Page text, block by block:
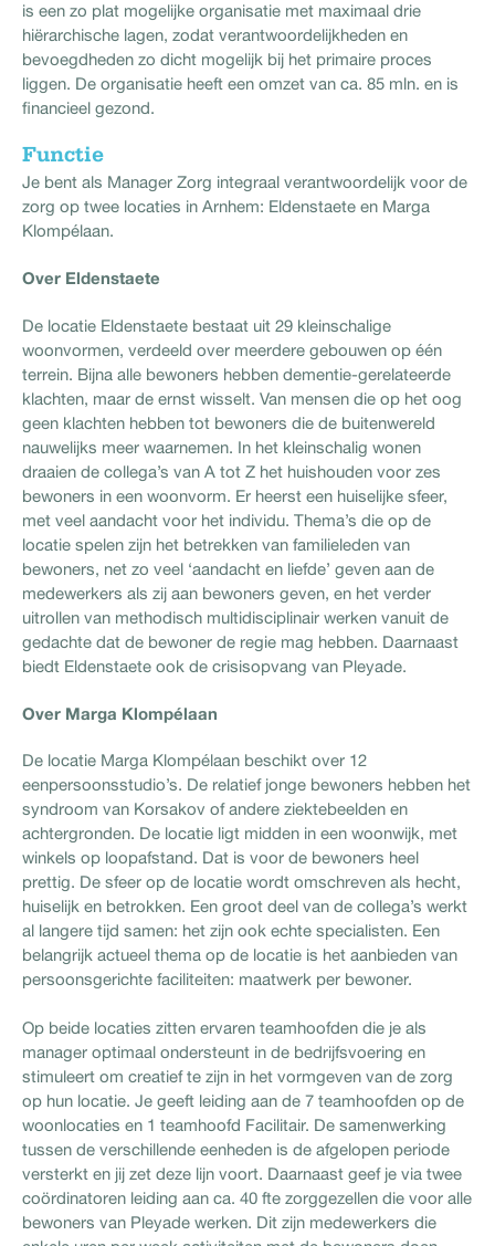
is een zo plat mogelijke organisatie met maximaal drie
hiërarchische lagen, zodat verantwoordelijkheden en
bevoegdheden zo dicht mogelijk bij het primaire proces
liggen. De organisatie heeft een omzet van ca. 85 mln. en is
financieel gezond.
Functie
Je bent als Manager Zorg integraal verantwoordelijk voor de
zorg op twee locaties in Arnhem: Eldenstaete en Marga
Klompélaan.
Over Eldenstaete
De locatie Eldenstaete bestaat uit 29 kleinschalige
woonvormen, verdeeld over meerdere gebouwen op één
terrein. Bijna alle bewoners hebben dementie-gerelateerde
klachten, maar de ernst wisselt. Van mensen die op het oog
geen klachten hebben tot bewoners die de buitenwereld
nauwelijks meer waarnemen. In het kleinschalig wonen
draaien de collega’s van A tot Z het huishouden voor zes
bewoners in een woonvorm. Er heerst een huiselijke sfeer,
met veel aandacht voor het individu. Thema’s die op de
locatie spelen zijn het betrekken van familieleden van
bewoners, net zo veel ‘aandacht en liefde’ geven aan de
medewerkers als zij aan bewoners geven, en het verder
uitrollen van methodisch multidisciplinair werken vanuit de
gedachte dat de bewoner de regie mag hebben. Daarnaast
biedt Eldenstaete ook de crisisopvang van Pleyade.
Over Marga Klompélaan
De locatie Marga Klompélaan beschikt over 12
eenpersoonsstudio’s. De relatief jonge bewoners hebben het
syndroom van Korsakov of andere ziektebeelden en
achtergronden. De locatie ligt midden in een woonwijk, met
winkels op loopafstand. Dat is voor de bewoners heel
prettig. De sfeer op de locatie wordt omschreven als hecht,
huiselijk en betrokken. Een groot deel van de collega’s werkt
al langere tijd samen: het zijn ook echte specialisten. Een
belangrijk actueel thema op de locatie is het aanbieden van
persoonsgerichte faciliteiten: maatwerk per bewoner.
Op beide locaties zitten ervaren teamhoofden die je als
manager optimaal ondersteunt in de bedrijfsvoering en
stimuleert om creatief te zijn in het vormgeven van de zorg
op hun locatie. Je geeft leiding aan de 7 teamhoofden op de
woonlocaties en 1 teamhoofd Facilitair. De samenwerking
tussen de verschillende eenheden is de afgelopen periode
versterkt en jij zet deze lijn voort. Daarnaast geef je via twee
coördinatoren leiding aan ca. 40 fte zorggezellen die voor alle
bewoners van Pleyade werken. Dit zijn medewerkers die